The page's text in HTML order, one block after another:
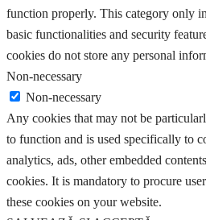
function properly. This category only
basic functionalities and security
cookies do not store any personal
Non-necessary
Non-necessary
Any cookies that may not be
to function and is used specifically to
analytics, ads, other embedded
cookies. It is mandatory to procure
these cookies on your website.